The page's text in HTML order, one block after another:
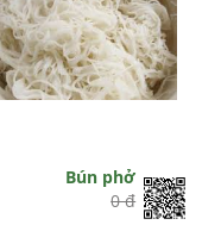
Bún phở
0 đ